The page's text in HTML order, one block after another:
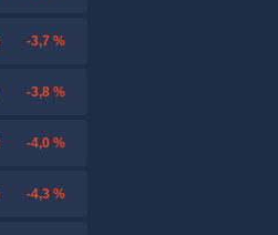
-3,7 %
-3,8 %
-4,0 %
-4,3 %